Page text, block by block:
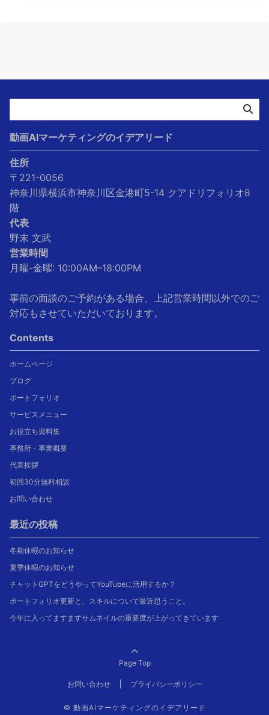
動画AIマーケティングのイデアリード
住所
〒221-0056
神奈川県横浜市神奈川区金港町5-14 クアドリフォリオ8
階
代表
野末 文武
営業時間
月曜-金曜: 10:00AM–18:00PM
事前の面談のご予約がある場合、上記営業時間以外でのご
対応もさせていただいております。
Contents
ホームページ
ブログ
ポートフォリオ
サービスメニュー
お役立ち資料集
事務所・事業概要
代表挨拶
初回30分無料相談
お問い合わせ
最近の投稿
冬期休暇のお知らせ
夏季休暇のお知らせ
チャットGPTをどうやってYouTubeに活用するか？
ポートフォリオ更新と、スキルについて最近思うこと。
今年に入ってますますサムネイルの重要度が上がってきています
Page Top
お問い合わせ プライバシーポリシー
© 動画AIマーケティングのイデアリード